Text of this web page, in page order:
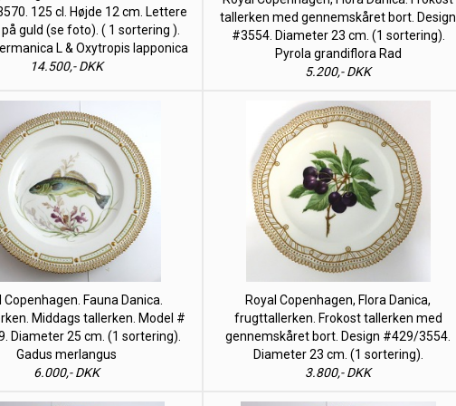
125 cl. Højde 12 cm. Lettere
guld (se foto). ( 1 sortering ).
L & Oxytropis lapponica
14.500,- DKK
tallerken med gennemskåret bort. Design
#3554. Diameter 23 cm. (1 sortering).
Pyrola grandiflora Rad
5.200,- DKK
Copenhagen. Fauna Danica.
Middags tallerken. Model #
Diameter 25 cm. (1 sortering).
Gadus merlangus
6.000,- DKK
Royal Copenhagen, Flora Danica,
frugttallerken. Frokost tallerken med
gennemskåret bort. Design #429/3554.
Diameter 23 cm. (1 sortering).
3.800,- DKK